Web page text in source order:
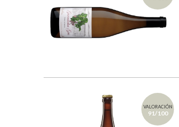
VALORACIÓN
91/100